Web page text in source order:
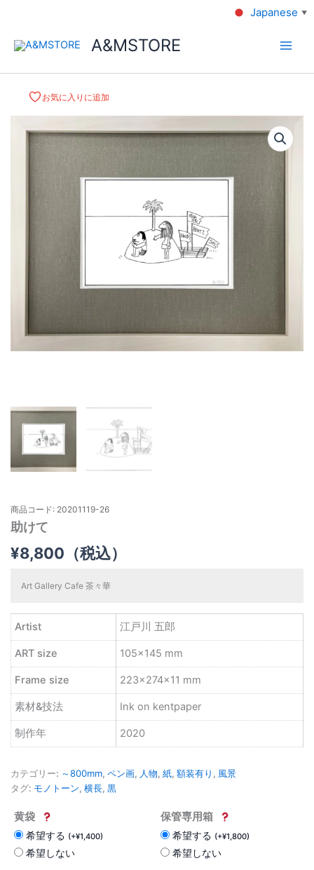
A&MSTORE
お気に入りに追加
商品コード: 20201119-26
助けて
¥8,800 （税込）
Art Gallery Cafe 茶々華
Artist 江戸川 五郎
ART size 105×145 mm
Frame size 223×274×11 mm
素材&技法 Ink on kentpaper
制作年 2020
カテゴリー: ～800mm, ペン画, 人物, 紙, 額装有り , 風景
タグ: モノトーン, 横長, 黒
黄袋
希望する (+¥1,400)
希望しない
保管専用箱
希望する (+¥1,800)
希望しない
Japanese ▼